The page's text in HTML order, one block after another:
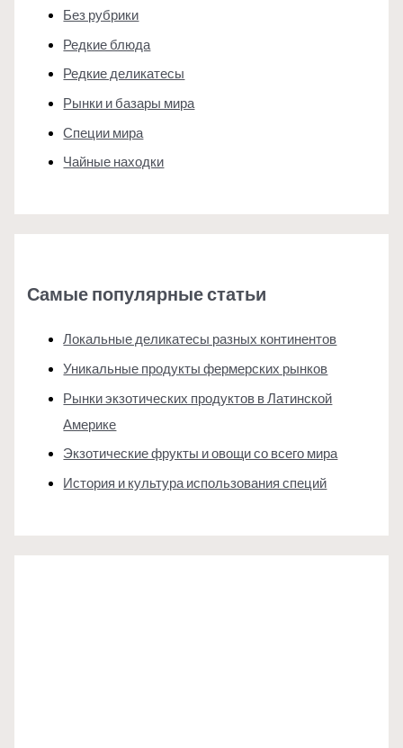
Без рубрики
Редкие блюда
Редкие деликатесы
Рынки и базары мира
Специи мира
Чайные находки
Самые популярные статьи
Локальные деликатесы разных континентов
Уникальные продукты фермерских рынков
Рынки экзотических продуктов в Латинской
Америке
Экзотические фрукты и овощи со всего мира
История и культура использования специй